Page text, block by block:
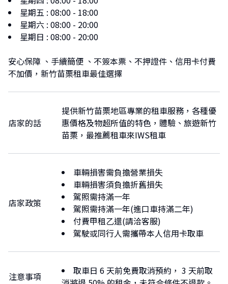
星期五 : 08:00 - 18:00
星期六 : 08:00 - 20:00
星期日 : 08:00 - 20:00
安心保障 、手續簡便 、不簽本票、不押證件、信用卡付費
不加價，新竹苗栗租車最佳選擇
店家的話
提供新竹苗栗地區專業的租車服務，各種優
惠價格及物超所值的特色，體驗、旅遊新竹
苗栗，最推薦租車來IWS租車
店家政策
車輛損害需負擔營業損失
車輛損害須負擔折舊損失
駕照需持滿一年
駕照需持滿一年(進口車持滿二年)
付費甲租乙還(請洽客服)
駕駛或同行人需攜帶本人信用卡取車
注意事項
取車日 6 天前免費取消預約， 3 天前取